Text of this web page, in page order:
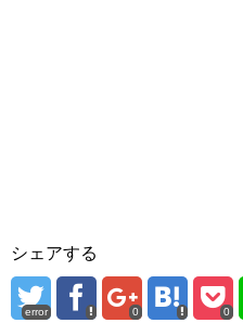
シェアする
error 0 0